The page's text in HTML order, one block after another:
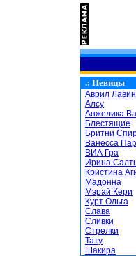
.: Певицы
Аврил Лавин
Алсу
Анжелика
Блестящие
Бритни
Ванесса
ВИА Гра
Ирина
Кристина
Мадонна
Мэрай Кери
Курт Ольга
Слава
Сливки
Стрелки
Тату
Шакира